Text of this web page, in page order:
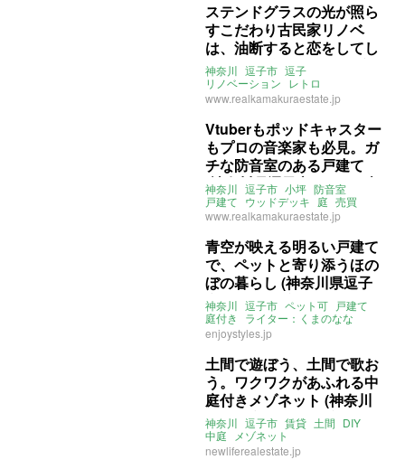
ステンドグラスの光が照ら
すこだわり古民家リノベ
は、油断すると恋をしてし
まうほど (神奈川県逗子市
135㎡の賃貸物件)
神奈川 逗子市 逗子
リノベーション レトロ
ステンドグラス ウィリアムモリス
ライター：葱山紫蘇子 賃貸
www.realkamakuraestate.jp
Vtuberもポッドキャスター
もプロの音楽家も必見。ガ
チな防音室のある戸建て
(神奈川県逗子市142㎡の売
買物件)
神奈川 逗子市 小坪 防音室
戸建て ウッドデッキ 庭 売買
www.realkamakuraestate.jp
青空が映える明るい戸建て
で、ペットと寄り添うほの
ぼの暮らし (神奈川県逗子
市96㎡の賃貸物件)
神奈川 逗子市 ペット可 戸建て
庭付き
ライター：くまのなな
賃貸
enjoystyles.jp
土間で遊ぼう、土間で歌お
う。ワクワクがあふれる中
庭付きメゾネット (神奈川
県逗子市59㎡の賃貸物件)
神奈川 逗子市 賃貸 土間 DIY
中庭
メゾネット
ライター：くまのなな
newliferealestate.jp